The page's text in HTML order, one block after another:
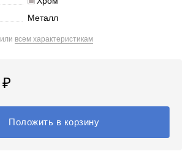
Металл
или всем характеристикам
₽
Положить в корзину